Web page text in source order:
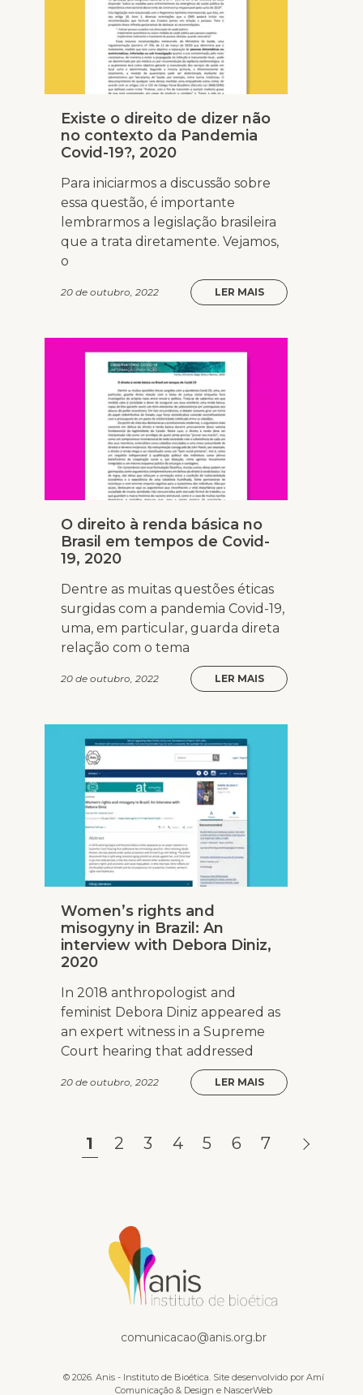
Existe o direito de dizer não
no contexto da Pandemia
Covid-19?, 2020
Para iniciarmos a discussão sobre
essa questão, é importante
lembrarmos a legislação brasileira
que a trata diretamente. Vejamos,
o
20 de outubro, 2022 LER MAIS
O direito à renda básica no
Brasil em tempos de Covid-
19, 2020
Dentre as muitas questões éticas
surgidas com a pandemia Covid-19,
uma, em particular, guarda direta
relação com o tema
20 de outubro, 2022 LER MAIS
Women’s rights and
misogyny in Brazil: An
interview with Debora Diniz,
2020
In 2018 anthropologist and
feminist Debora Diniz appeared as
an expert witness in a Supreme
Court hearing that addressed
20 de outubro, 2022 LER MAIS
1 2 3 4 5 6 7
comunicacao@anis.org.br
© 2026. Anis - Instituto de Bioética. Site desenvolvido por Amí
Comunicação & Design e NascerWeb